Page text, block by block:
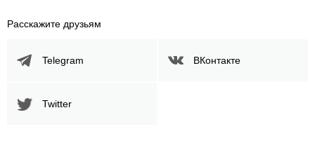
Расскажите друзьям
Telegram ВКонтакте
Twitter